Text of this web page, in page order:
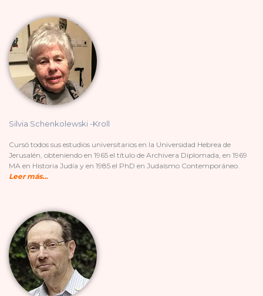
Silvia Schenkolewski -Kroll​
Cursó todos sus estudios universitarios en la Universidad Hebrea de
Jerusalén, obteniendo en 1965 el título de Archivera Diplomada, en 1969
MA en Historia Judía y en 1985 el PhD en Judaísmo Contemporáneo.
Leer más…